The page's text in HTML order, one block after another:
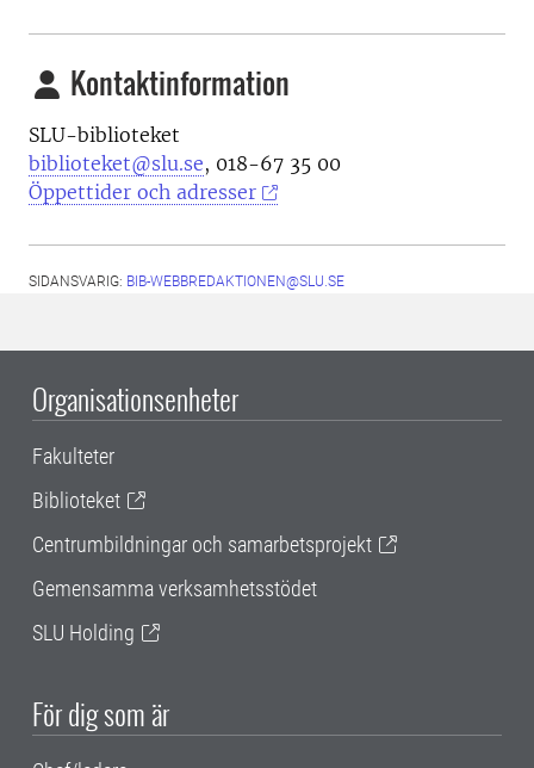
Kontaktinformation
SLU-biblioteket
biblioteket@slu.se, 018-67 35 00
Öppettider och adresser
SIDANSVARIG: BIB-WEBBREDAKTIONEN@SLU.SE
Organisationsenheter
Fakulteter
Biblioteket
Centrumbildningar och samarbetsprojekt
Gemensamma verksamhetsstödet
SLU Holding
För dig som är